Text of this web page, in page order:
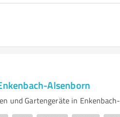
Alsenborn
und Gartengeräte in